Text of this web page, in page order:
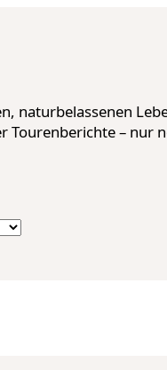
naturbelassenen
– nur